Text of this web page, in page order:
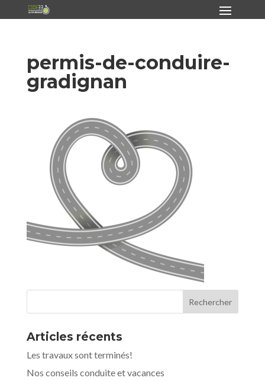
permis-de-conduire-
gradignan
Articles récents
Les travaux sont terminés!
Nos conseils conduite et vacances